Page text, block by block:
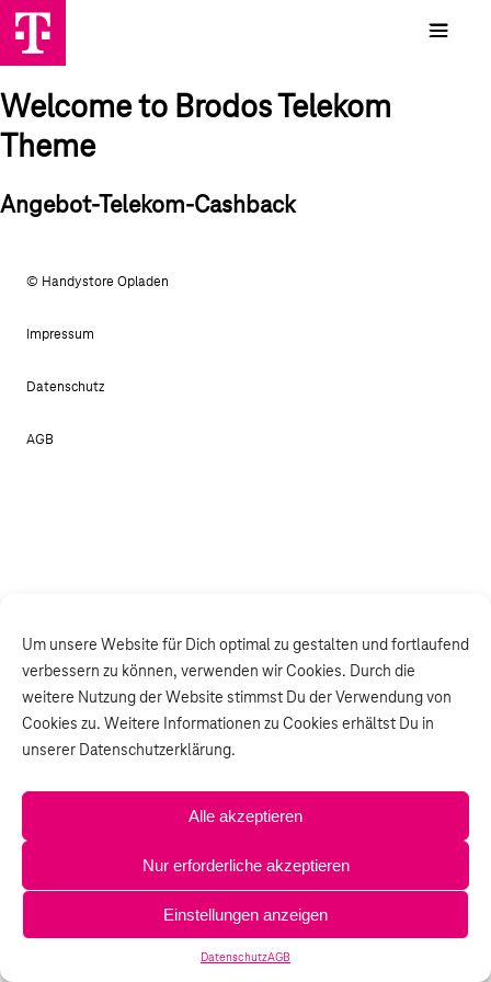
Um unsere Website für Dich optimal zu gestalten und fortlaufend
verbessern zu können, verwenden wir Cookies. Durch die
weitere Nutzung der Website stimmst Du der Verwendung von
Cookies zu. Weitere Informationen zu Cookies erhältst Du in
unserer Datenschutzerklärung.
Alle akzeptieren
Nur erforderliche akzeptieren
Einstellungen anzeigen
DatenschutzAGB
Welcome to Brodos Telekom
Theme
Angebot-Telekom-Cashback
© Handystore Opladen
Impressum
Datenschutz
AGB